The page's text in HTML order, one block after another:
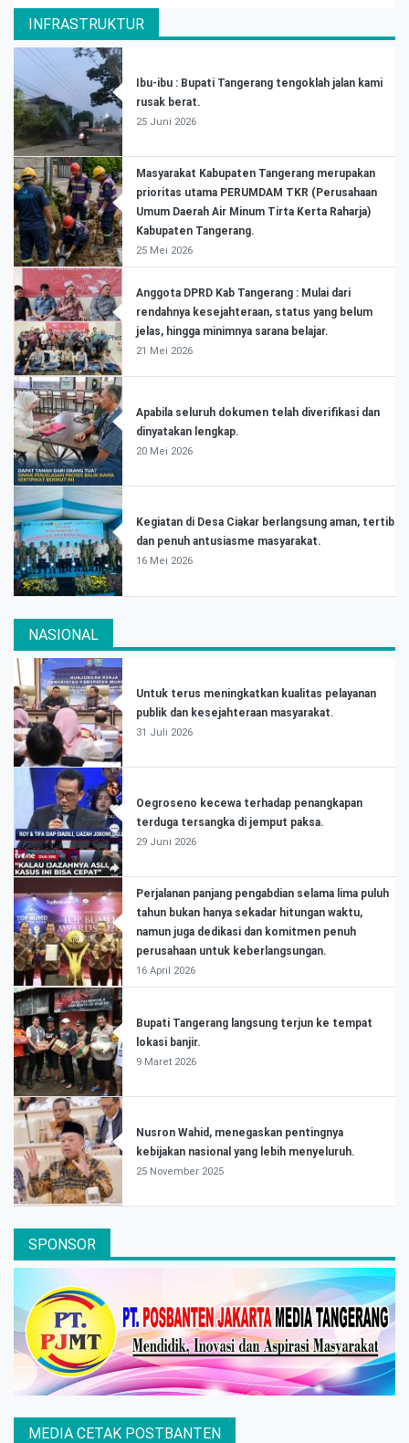
INFRASTRUKTUR
Ibu-ibu : Bupati Tangerang tengoklah jalan kami
rusak berat.
25 Juni 2026
Masyarakat Kabupaten Tangerang merupakan
prioritas utama PERUMDAM TKR (Perusahaan
Umum Daerah Air Minum Tirta Kerta Raharja)
Kabupaten Tangerang.
25 Mei 2026
Anggota DPRD Kab Tangerang : Mulai dari
rendahnya kesejahteraan, status yang belum
jelas, hingga minimnya sarana belajar.
21 Mei 2026
Apabila seluruh dokumen telah diverifikasi dan
dinyatakan lengkap.
20 Mei 2026
Kegiatan di Desa Ciakar berlangsung aman, tertib
dan penuh antusiasme masyarakat.
16 Mei 2026
NASIONAL
Untuk terus meningkatkan kualitas pelayanan
publik dan kesejahteraan masyarakat.
31 Juli 2026
Oegroseno kecewa terhadap penangkapan
terduga tersangka di jemput paksa.
29 Juni 2026
Perjalanan panjang pengabdian selama lima puluh
tahun bukan hanya sekadar hitungan waktu,
namun juga dedikasi dan komitmen penuh
perusahaan untuk keberlangsungan.
16 April 2026
Bupati Tangerang langsung terjun ke tempat
lokasi banjir.
9 Maret 2026
Nusron Wahid, menegaskan pentingnya
kebijakan nasional yang lebih menyeluruh.
25 November 2025
SPONSOR
MEDIA CETAK POSTBANTEN